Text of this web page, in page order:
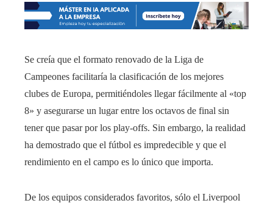
Se creía que el formato renovado de la Liga de
Campeones facilitaría la clasificación de los mejores
clubes de Europa, permitiéndoles llegar fácilmente al «top
8» y asegurarse un lugar entre los octavos de final sin
tener que pasar por los play-offs. Sin embargo, la realidad
ha demostrado que el fútbol es impredecible y que el
rendimiento en el campo es lo único que importa.
De los equipos considerados favoritos, sólo el Liverpool